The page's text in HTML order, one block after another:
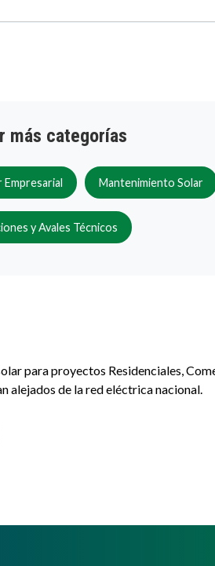
más categorías
Empresarial Mantenimiento Solar
y Avales Técnicos
para proyectos Residenciales,
alejados de la red eléctrica nacional.